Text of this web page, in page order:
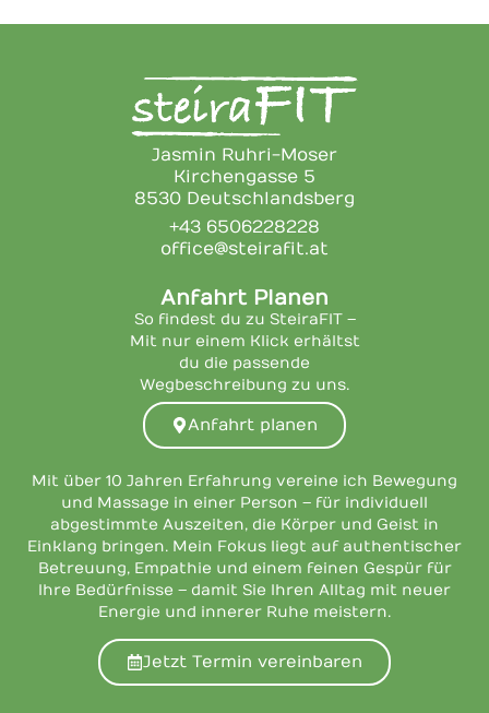
Jasmin Ruhri-Moser
Kirchengasse 5
8530 Deutschlandsberg
+43 6506228228
office@steirafit.at
Anfahrt Planen
So findest du zu SteiraFIT –
Mit nur einem Klick erhältst
du die passende
Wegbeschreibung zu uns.
Anfahrt planen
Mit über 10 Jahren Erfahrung vereine ich Bewegung
und Massage in einer Person – für individuell
abgestimmte Auszeiten, die Körper und Geist in
Einklang bringen. Mein Fokus liegt auf authentischer
Betreuung, Empathie und einem feinen Gespür für
Ihre Bedürfnisse – damit Sie Ihren Alltag mit neuer
Energie und innerer Ruhe meistern.
Jetzt Termin vereinbaren